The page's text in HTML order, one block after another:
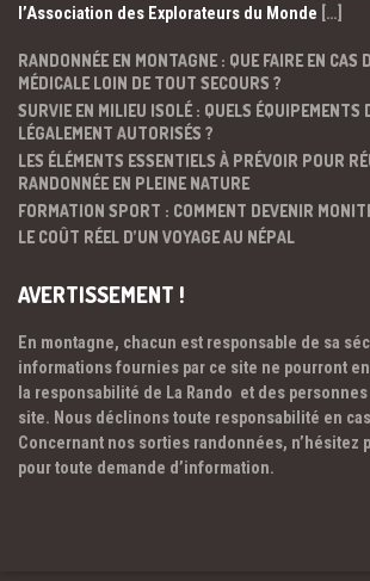
l’Association des Explorateurs du Monde […]
RANDONNÉE EN MONTAGNE : QUE FAIRE EN CAS
MÉDICALE LOIN DE TOUT SECOURS ?
SURVIE EN MILIEU ISOLÉ : QUELS ÉQUIPEMENTS
LÉGALEMENT AUTORISÉS ?
LES ÉLÉMENTS ESSENTIELS À PRÉVOIR POUR
RANDONNÉE EN PLEINE NATURE
FORMATION SPORT : COMMENT DEVENIR
LE COÛT RÉEL D’UN VOYAGE AU NÉPAL
AVERTISSEMENT !
En montagne, chacun est responsable de sa
informations fournies par ce site ne pourront
la responsabilité de La Rando et des
site. Nous déclinons toute responsabilité en
Concernant nos sorties randonnées, n’hésitez
pour toute demande d’information.